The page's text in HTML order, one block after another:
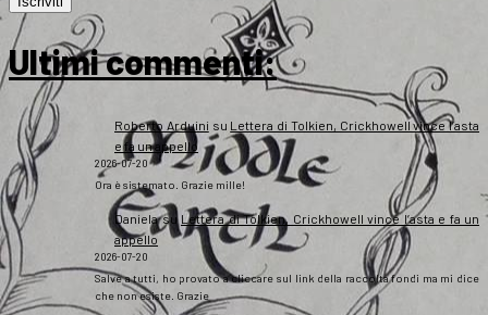
Ultimi commenti:
Roberto Arduini su Lettera di Tolkien, Crickhowell vince l’asta
e fa un appello
2026-07-20
Ora è sistemato. Grazie mille!
Danielasu Lettera di Tolkien, Crickhowell vince l’asta e fa un
appello
2026-07-20
Salve a tutti, ho provato a cliccare sul link della raccolta fondi ma mi dice
che non esiste. Grazie